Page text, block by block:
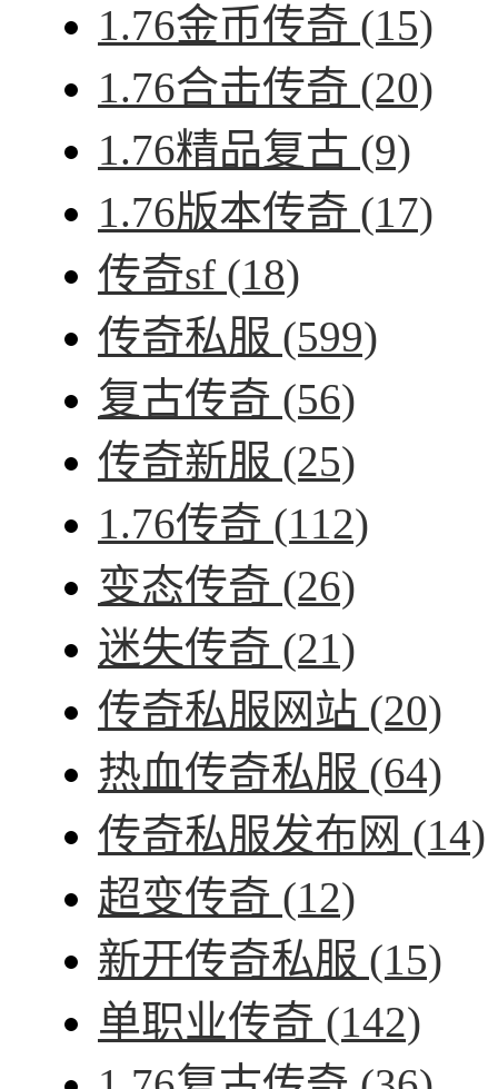
1.76金币传奇 (15)
1.76合击传奇 (20)
1.76精品复古 (9)
1.76版本传奇 (17)
传奇sf (18)
传奇私服 (599)
复古传奇 (56)
传奇新服 (25)
1.76传奇 (112)
变态传奇 (26)
迷失传奇 (21)
传奇私服网站 (20)
热血传奇私服 (64)
传奇私服发布网 (14)
超变传奇 (12)
新开传奇私服 (15)
单职业传奇 (142)